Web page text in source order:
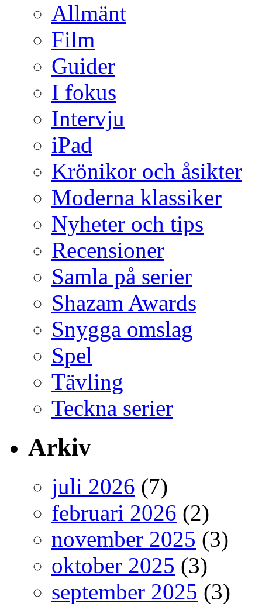
Allmänt
Film
Guider
I fokus
Intervju
iPad
Krönikor och åsikter
Moderna klassiker
Nyheter och tips
Recensioner
Samla på serier
Shazam Awards
Snygga omslag
Spel
Tävling
Teckna serier
Arkiv
juli 2026 (7)
februari 2026 (2)
november 2025 (3)
oktober 2025 (3)
september 2025 (3)